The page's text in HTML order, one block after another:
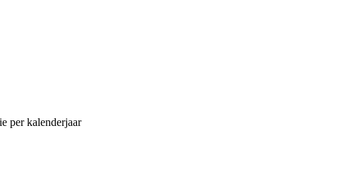
per kalenderjaar